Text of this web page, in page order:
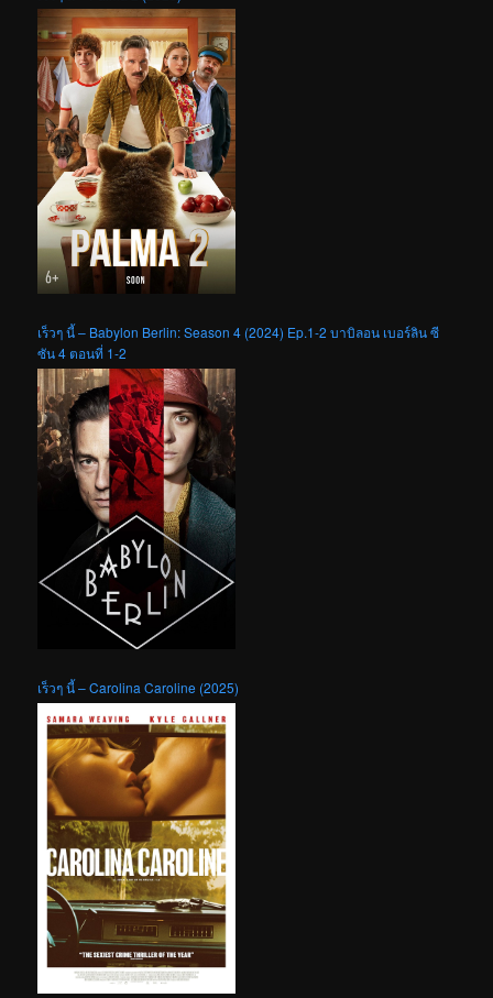
เร็วๆ นี้ – Babylon Berlin: Season 4 (2024) Ep.1-2 บาบิลอน เบอร์ลิน ซี
ซัน 4 ตอนที่ 1-2
เร็วๆ นี้ – Carolina Caroline (2025)